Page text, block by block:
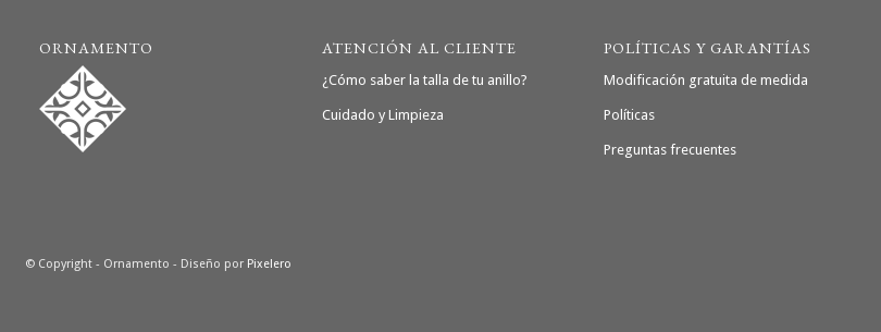
ORNAMENTO ATENCIÓN AL CLIENTE
¿Cómo saber la talla de tu anillo?
Cuidado y Limpieza
POLÍTICAS Y GARANTÍAS
Modificación gratuita de medida
Políticas
Preguntas frecuentes
© Copyright - Ornamento - Diseño por Pixelero